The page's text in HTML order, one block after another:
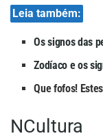
Leia também:
Os signos das
Zodíaco e os
Que fofos!
NCultura